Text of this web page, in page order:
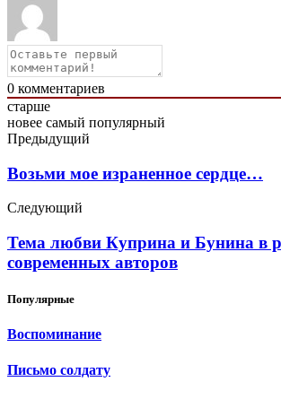
0 комментариев
старше
новее самый популярный
Предыдущий
Возьми мое израненное сердце…
Следующий
Тема любви Куприна и Бунина в
современных авторов
Популярные
Воспоминание
Письмо солдату